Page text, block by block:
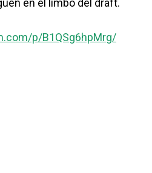
p/B1QSg6hpMrg/